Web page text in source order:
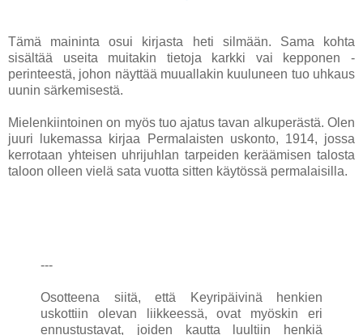
Tämä maininta osui kirjasta heti silmään. Sama kohta
sisältää useita muitakin tietoja karkki vai kepponen -
perinteestä, johon näyttää muuallakin kuuluneen tuo uhkaus
uunin särkemisestä.
Mielenkiintoinen on myös tuo ajatus tavan alkuperästä. Olen
juuri lukemassa kirjaa Permalaisten uskonto, 1914, jossa
kerrotaan yhteisen uhrijuhlan tarpeiden keräämisen talosta
taloon olleen vielä sata vuotta sitten käytössä permalaisilla.
---
Osotteena siitä, että Keyripäivinä henkien
uskottiin olevan liikkeessä, ovat myöskin eri
ennustustavat, joiden kautta luultiin henkiä